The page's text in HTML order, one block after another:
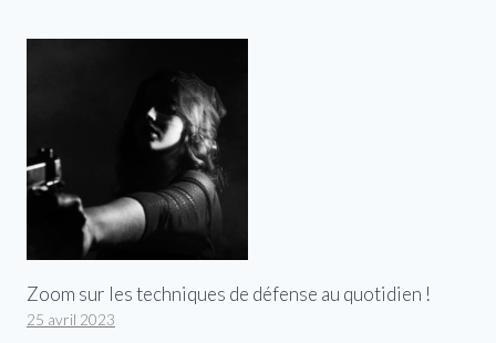
Zoom sur les techniques de défense au quotidien !
25 avril 2023